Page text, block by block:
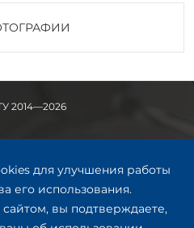
для улучшения работы
его использования.
вы подтверждаете,
2014—2026
Самара
244,
корпус
278-43-11